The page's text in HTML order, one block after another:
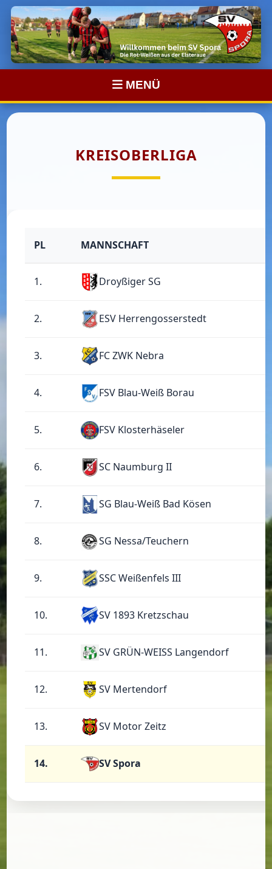
MENÜ
KREISOBERLIGA
PL MANNSCHAFT
1. Droyßiger SG
2. ESV Herrengosserstedt
3. FC ZWK Nebra
4. FSV Blau-Weiß Borau
5. FSV Klosterhäseler
6. SC Naumburg II
7. SG Blau-Weiß Bad Kösen
8. SG Nessa/Teuchern
9. SSC Weißenfels III
10. SV 1893 Kretzschau
11. SV GRÜN-WEISS Langendorf
12. SV Mertendorf
13. SV Motor Zeitz
14. SV Spora